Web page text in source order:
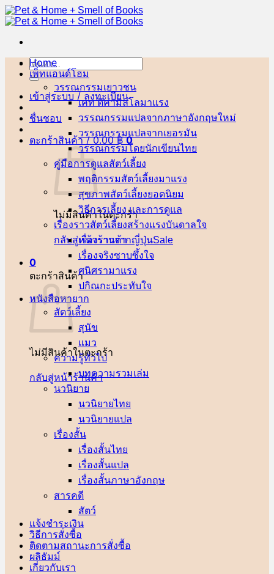
ข้าม
ไป
เนื้อหา
ค้นหา:
เข้าสู่ระบบ / ลงทะเบียน
ชื่นชอบ
ตะกร้าสินค้า /0.00฿ 0
ไม่มีสินค้าในตะกร้า
กลับสู่หน้าร้านค้า
0
ตะกร้าสินค้า
ไม่มีสินค้าในตะกร้า
กลับสู่หน้าร้านค้า
Home
เพ็ทแอนด์โฮม
วรรณกรรมเยาวชน
เคท ดิคามิลโล
วรรณกรรมแปลจากภาษาอังกฤษ
วรรณกรรมแปลจากเยอรมัน
วรรณกรรมโดยนักเขียนไทย
คู่มือการดูแลสัตว์เลี้ยง
พฤติกรรมสัตว์เลี้ยง
สุขภาพสัตว์เลี้ยง
วิธีการเลี้ยง และการดูแล
เรื่องราวสัตว์เลี้ยงสร้างแรงบันดาลใจ
เรื่องราวจากญี่ปุ่น
เรื่องจริงซาบซึ้งใจ
ศนิศรา
ปกิณกะประทับใจ
หนังสือหายาก
สัตว์เลี้ยง
สุนัข
แมว
ความรู้ทั่วไป
บทความรวมเล่ม
นวนิยาย
นวนิยายไทย
นวนิยายแปล
เรื่องสั้น
เรื่องสั้นไทย
เรื่องสั้นแปล
เรื่องสั้นภาษาอังกฤษ
สารคดี
สัตว์
แจ้งชำระเงิน
วิธีการสั่งซื้อ
ติดตามสถานะการสั่งซื้อ
ผลิธัมม์
เกี่ยวกับเรา